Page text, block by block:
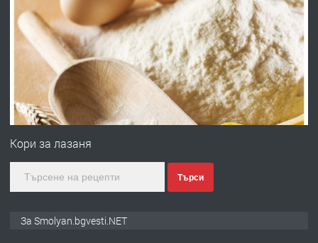
ПРЕДЛАГА Имот в Северна Гърция, до Кавала
преди 2 години
ПРЕДЛАГА Иглолистни Пелети клас А1
Кори за лазаня
Търси
За Smolyan.bgvesti.NET